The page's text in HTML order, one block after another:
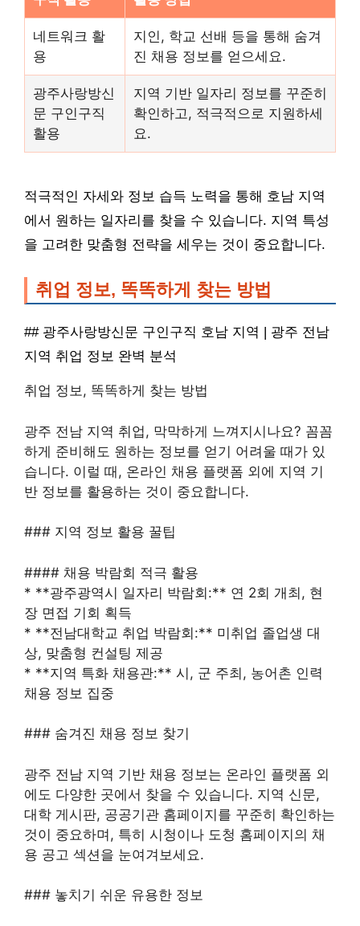
네트워크 활
용
지인, 학교 선배 등을 통해 숨겨
진 채용 정보를 얻으세요.
광주사랑방신
문 구인구직
활용
지역 기반 일자리 정보를 꾸준히
확인하고, 적극적으로 지원하세
요.
적극적인 자세와 정보 습득 노력을 통해 호남 지역
에서 원하는 일자리를 찾을 수 있습니다. 지역 특성
을 고려한 맞춤형 전략을 세우는 것이 중요합니다.
취업 정보, 똑똑하게 찾는 방법
## 광주사랑방신문 구인구직 호남 지역 | 광주 전남
지역 취업 정보 완벽 분석
취업 정보, 똑똑하게 찾는 방법
광주 전남 지역 취업, 막막하게 느껴지시나요? 꼼꼼
하게 준비해도 원하는 정보를 얻기 어려울 때가 있
습니다. 이럴 때, 온라인 채용 플랫폼 외에 지역 기
반 정보를 활용하는 것이 중요합니다.
### 지역 정보 활용 꿀팁
#### 채용 박람회 적극 활용
* **광주광역시 일자리 박람회:** 연 2회 개최, 현
장 면접 기회 획득
* **전남대학교 취업 박람회:** 미취업 졸업생 대
상, 맞춤형 컨설팅 제공
* **지역 특화 채용관:** 시, 군 주최, 농어촌 인력
채용 정보 집중
### 숨겨진 채용 정보 찾기
광주 전남 지역 기반 채용 정보는 온라인 플랫폼 외
에도 다양한 곳에서 찾을 수 있습니다. 지역 신문,
대학 게시판, 공공기관 홈페이지를 꾸준히 확인하는
것이 중요하며, 특히 시청이나 도청 홈페이지의 채
용 공고 섹션을 눈여겨보세요.
### 놓치기 쉬운 유용한 정보